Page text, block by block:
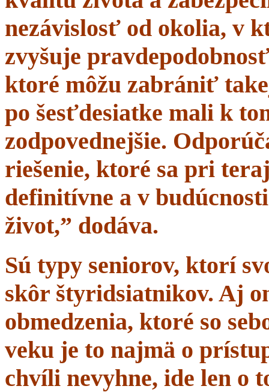
nezávislosť od okolia, v
zvyšuje
ktoré môžu zabrániť
po šesťdesiatke mali k
zodpovednejšie.
riešenie, ktoré sa pri
definitívne a v
život,” dodáva.
Sú typy seniorov, ktorí
skôr štyridsiatnikov. Aj
obmedzenia, ktoré so
veku je to najmä o
chvíli nevyhne, ide len o